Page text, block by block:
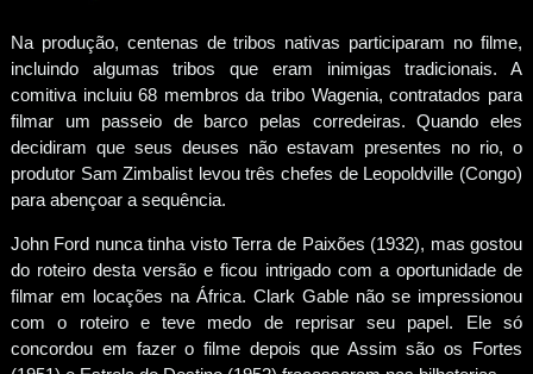
Na produção, centenas de tribos nativas participaram no filme,
incluindo algumas tribos que eram inimigas tradicionais. A
comitiva incluiu 68 membros da tribo Wagenia, contratados para
filmar um passeio de barco pelas corredeiras. Quando eles
decidiram que seus deuses não estavam presentes no rio, o
produtor Sam Zimbalist levou três chefes de Leopoldville (Congo)
para abençoar a sequência.
John Ford nunca tinha visto Terra de Paixões (1932), mas gostou
do roteiro desta versão e ficou intrigado com a oportunidade de
filmar em locações na África. Clark Gable não se impressionou
com o roteiro e teve medo de reprisar seu papel. Ele só
concordou em fazer o filme depois que Assim são os Fortes